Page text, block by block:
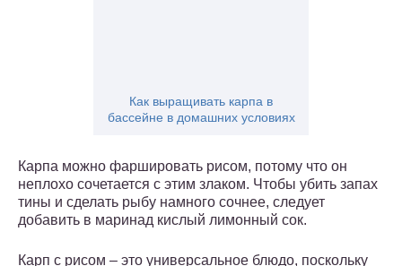
Как выращивать карпа в
бассейне в домашних условиях
Карпа можно фаршировать рисом, потому что он
неплохо сочетается с этим злаком. Чтобы убить запах
тины и сделать рыбу намного сочнее, следует
добавить в маринад кислый лимонный сок.
Карп с рисом – это универсальное блюдо, поскольку